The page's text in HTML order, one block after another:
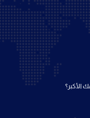
الأكبر؟